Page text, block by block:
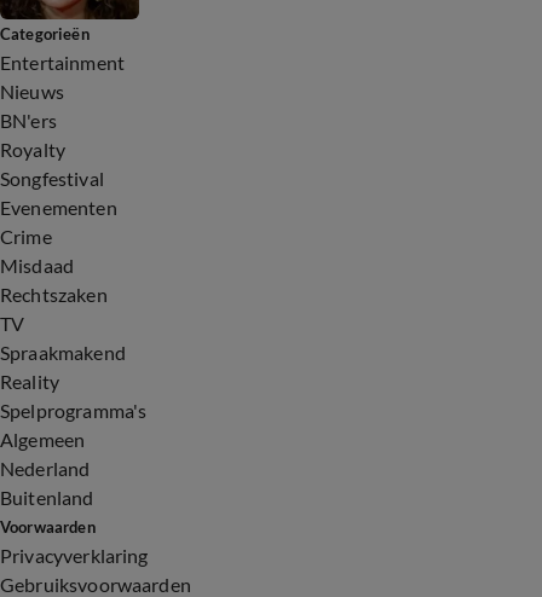
Categorieën
Entertainment
Nieuws
BN'ers
Royalty
Songfestival
Evenementen
Crime
Misdaad
Rechtszaken
TV
Spraakmakend
Reality
Spelprogramma's
Algemeen
Nederland
Buitenland
Voorwaarden
Privacyverklaring
Gebruiksvoorwaarden